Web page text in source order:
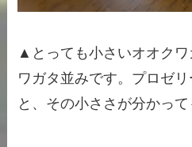
▲とっても小さいオオク
ワガタ並みです。プロゼ
と、その小ささが分かって